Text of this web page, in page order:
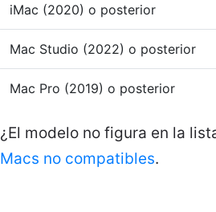
iMac (2020) o posterior
Mac Studio (2022) o posterior
Mac Pro (2019) o posterior
¿El modelo no figura en la
Macs no compatibles.